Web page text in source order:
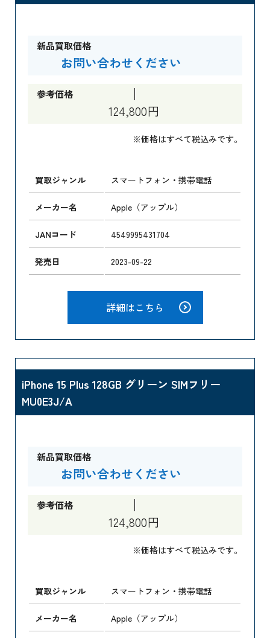
新品買取価格
お問い合わせください
参考価格
124,800円
※価格はすべて税込みです。
買取ジャンル スマートフォン・携帯電話
メーカー名 Apple（アップル）
JANコード 4549995431704
発売日 2023-09-22
詳細はこちら
iPhone 15 Plus 128GB グリーン SIMフリー
MU0E3J/A
新品買取価格
お問い合わせください
参考価格
124,800円
※価格はすべて税込みです。
買取ジャンル スマートフォン・携帯電話
メーカー名 Apple（アップル）